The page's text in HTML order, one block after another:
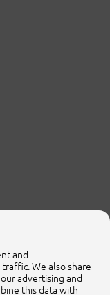
and
We also share
advertising and
this data with